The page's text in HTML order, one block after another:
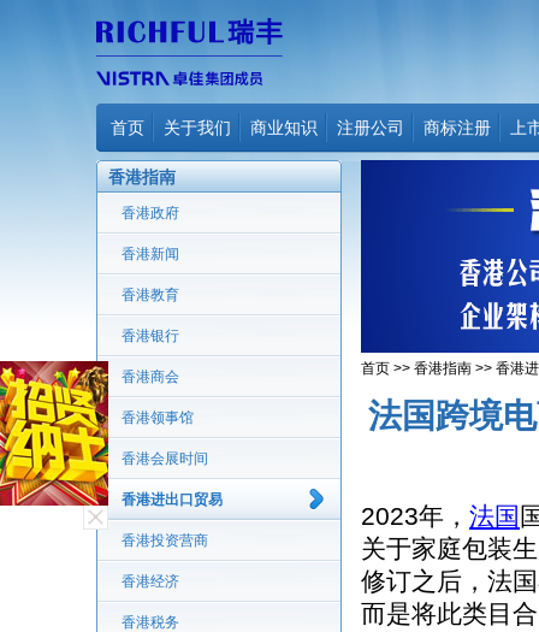
首页 关于我们 商业知识 注册公司 商标注册 上
香港指南
香港政府
香港新闻
香港教育
香港银行
香港商会
香港领事馆
香港会展时间
香港进出口贸易
香港投资营商
香港经济
香港税务
首页 >> 香港指南 >> 香港
法国跨境
2023年， 法国
关于家庭包装
修订之后，法
而是将此类目